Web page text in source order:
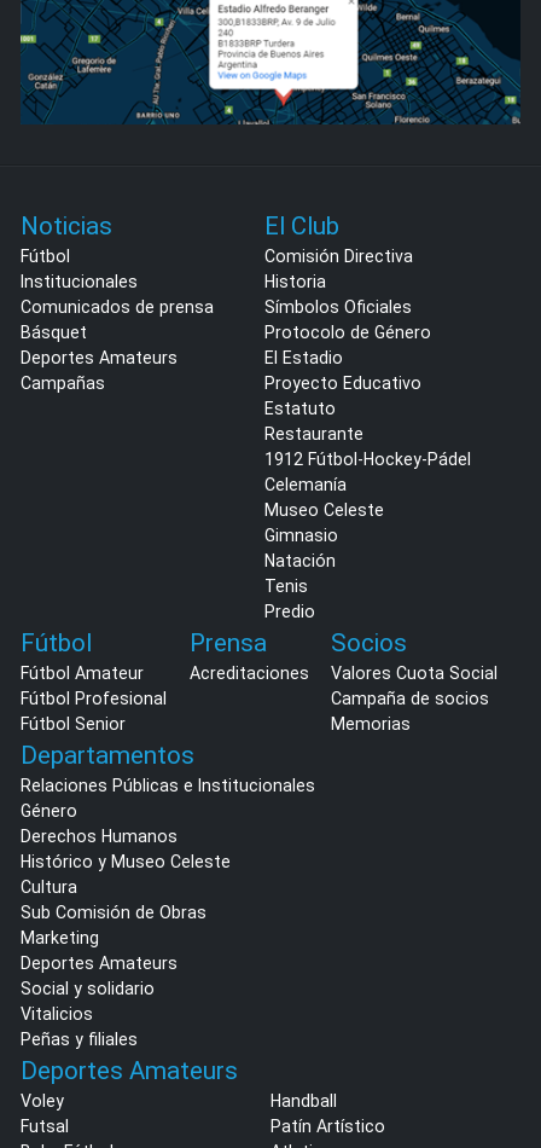
Noticias
Fútbol
Institucionales
Comunicados de prensa
Básquet
Deportes Amateurs
Campañas
El Club
Comisión Directiva
Historia
Símbolos Oficiales
Protocolo de Género
El Estadio
Proyecto Educativo
Estatuto
Restaurante
1912 Fútbol-Hockey-Pádel
Celemanía
Museo Celeste
Gimnasio
Natación
Tenis
Predio
Fútbol
Fútbol Amateur
Fútbol Profesional
Fútbol Senior
Prensa
Acreditaciones
Socios
Valores Cuota Social
Campaña de socios
Memorias
Departamentos
Relaciones Públicas e Institucionales
Género
Derechos Humanos
Histórico y Museo Celeste
Cultura
Sub Comisión de Obras
Marketing
Deportes Amateurs
Social y solidario
Vitalicios
Peñas y filiales
Deportes Amateurs
Voley
Handball
Futsal
Patín Artístico